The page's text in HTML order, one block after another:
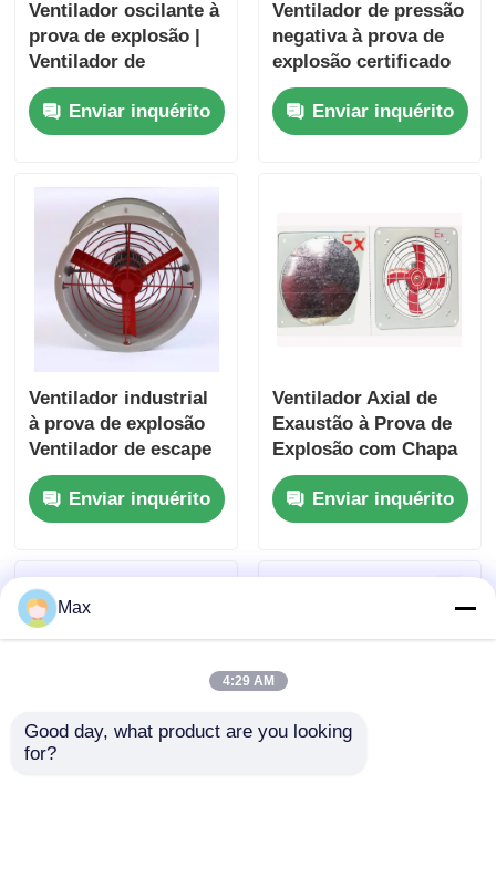
Ventilador oscilante à
prova de explosão |
Ventilador de
resfriamento para
áreas perigosas
industriais
Enviar inquérito
Ventilador de pressão
negativa à prova de
explosão certificado
pela ATEX com caixa
resistente à corrosão
e alto fluxo de ar para
Enviar inquérito
Ventilador industrial
à prova de explosão
Ventilador de escape
de parede para
cabines de
pulverização
Enviar inquérito
Ventilador Axial de
Exaustão à Prova de
Explosão com Chapa
de Ferro Espessa
Montado na Parede
IP55
Enviar inquérito
Max
4:29 AM
Good day, what product are you looking
for?